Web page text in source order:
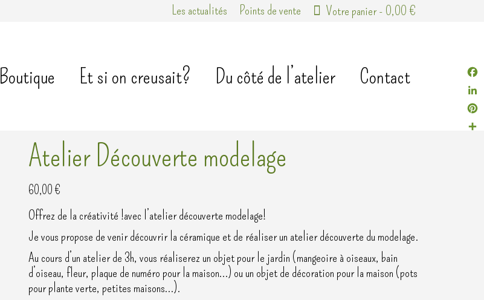
Les actualités Points de vente Votre panier- 0,00€
Boutique Et si on creusait? Du côté de l’atelier Contact
Atelier Découverte modelage
60,00 €
Offrez de la créativité !avec l’atelier découverte modelage!
Je vous propose de venir découvrir la céramique et de réaliser un atelier découverte du modelage.
Au cours d’un atelier de 3h, vous réaliserez un objet pour le jardin (mangeoire à oiseaux, bain
d’oiseau, fleur, plaque de numéro pour la maison…) ou un objet de décoration pour la maison (pots
pour plante verte, petites maisons…).